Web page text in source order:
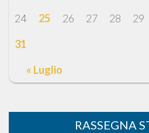
« Luglio
24
25 26 27 28 29
31
RASSEGNA